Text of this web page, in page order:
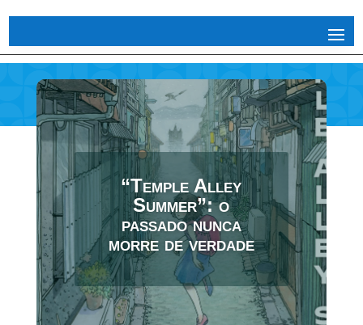
“Temple Alley
Summer”: o
passado nunca
morre de verdade